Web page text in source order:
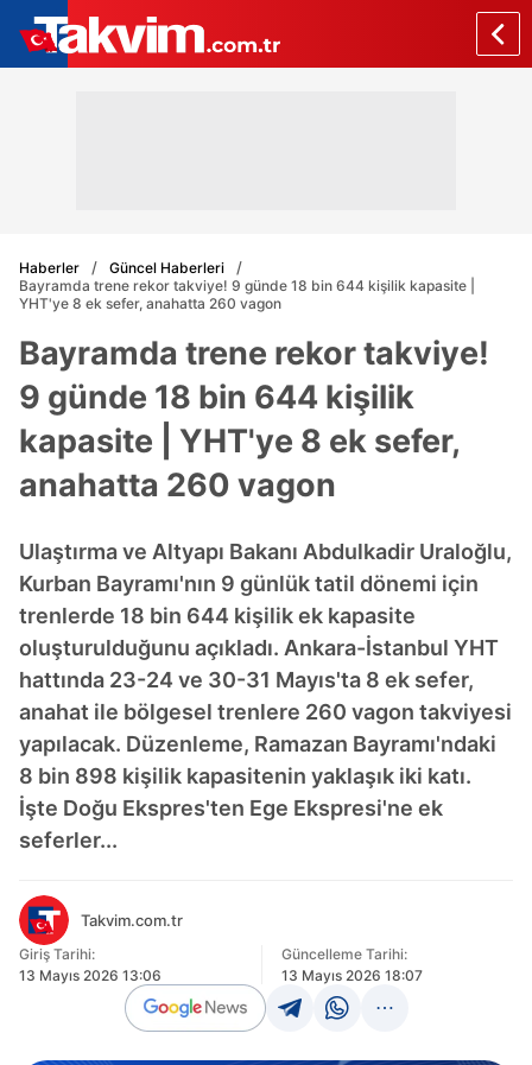
Haberler
Güncel Haberleri
Bayramda trene rekor takviye! 9 günde 18 bin 644 kişilik kapasite |
YHT'ye 8 ek sefer, anahatta 260 vagon
Bayramda trene rekor takviye!
9 günde 18 bin 644 kişilik
kapasite | YHT'ye 8 ek sefer,
anahatta 260 vagon
Ulaştırma ve Altyapı Bakanı Abdulkadir Uraloğlu,
Kurban Bayramı'nın 9 günlük tatil dönemi için
trenlerde 18 bin 644 kişilik ek kapasite
oluşturulduğunu açıkladı. Ankara-İstanbul YHT
hattında 23-24 ve 30-31 Mayıs'ta 8 ek sefer,
anahat ile bölgesel trenlere 260 vagon takviyesi
yapılacak. Düzenleme, Ramazan Bayramı'ndaki
8 bin 898 kişilik kapasitenin yaklaşık iki katı.
İşte Doğu Ekspres'ten Ege Ekspresi'ne ek
seferler...
Takvim.com.tr
Giriş Tarihi:
13 Mayıs 2026 13:06
Güncelleme Tarihi:
13 Mayıs 2026 18:07